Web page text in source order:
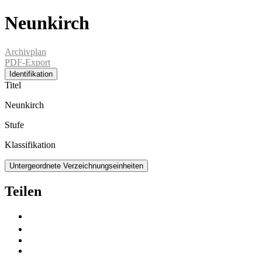
Neunkirch
Archivplan
PDF-Export
Identifikation
Titel
Neunkirch
Stufe
Klassifikation
Untergeordnete Verzeichnungseinheiten
Teilen